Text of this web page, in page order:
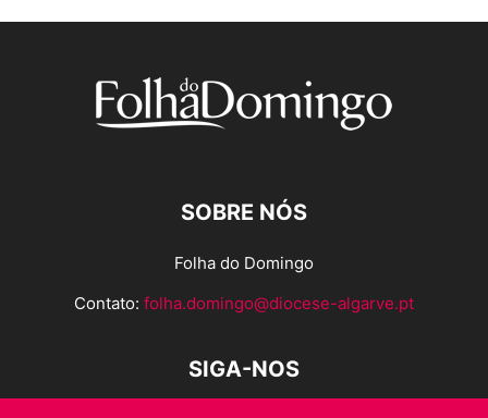
SOBRE NÓS
Folha do Domingo
Contato: folha.domingo@diocese-algarve.pt
SIGA-NOS